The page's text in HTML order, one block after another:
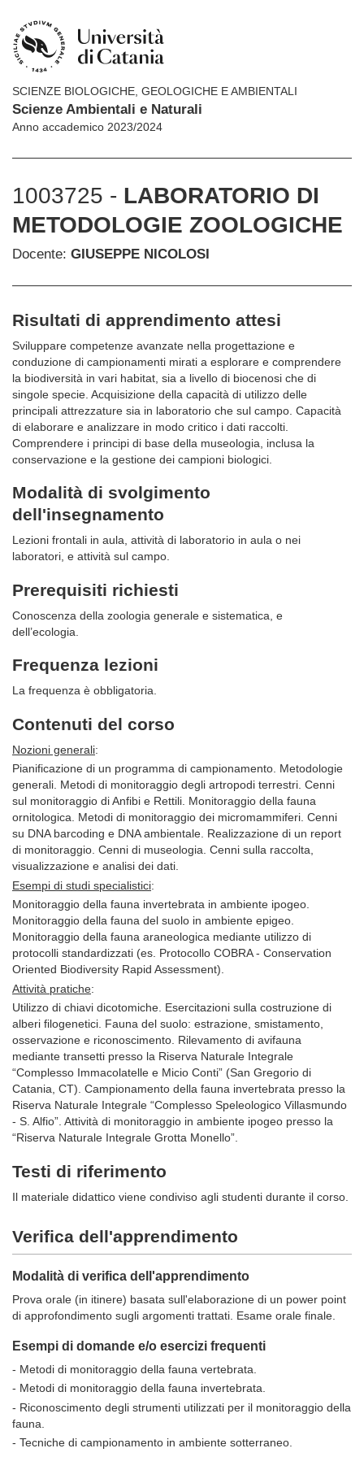
SCIENZE BIOLOGICHE, GEOLOGICHE E AMBIENTALI
Scienze Ambientali e Naturali
Anno accademico 2023/2024
1003725 - LABORATORIO DI
METODOLOGIE ZOOLOGICHE
Docente: GIUSEPPE NICOLOSI
Risultati di apprendimento attesi
Sviluppare competenze avanzate nella progettazione e
conduzione di campionamenti mirati a esplorare e comprendere
la biodiversità in vari habitat, sia a livello di biocenosi che di
singole specie. Acquisizione della capacità di utilizzo delle
principali attrezzature sia in laboratorio che sul campo. Capacità
di elaborare e analizzare in modo critico i dati raccolti.
Comprendere i principi di base della museologia, inclusa la
conservazione e la gestione dei campioni biologici.
Modalità di svolgimento
dell'insegnamento
Lezioni frontali in aula, attività di laboratorio in aula o nei
laboratori, e attività sul campo.
Prerequisiti richiesti
Conoscenza della zoologia generale e sistematica, e
dell’ecologia.
Frequenza lezioni
La frequenza è obbligatoria.
Contenuti del corso
Nozioni generali:
Pianificazione di un programma di campionamento. Metodologie
generali. Metodi di monitoraggio degli artropodi terrestri. Cenni
sul monitoraggio di Anfibi e Rettili. Monitoraggio della fauna
ornitologica. Metodi di monitoraggio dei micromammiferi. Cenni
su DNA barcoding e DNA ambientale. Realizzazione di un report
di monitoraggio. Cenni di museologia. Cenni sulla raccolta,
visualizzazione e analisi dei dati.
Esempi di studi specialistici:
Monitoraggio della fauna invertebrata in ambiente ipogeo.
Monitoraggio della fauna del suolo in ambiente epigeo.
Monitoraggio della fauna araneologica mediante utilizzo di
protocolli standardizzati (es. Protocollo COBRA - Conservation
Oriented Biodiversity Rapid Assessment).
Attività pratiche:
Utilizzo di chiavi dicotomiche. Esercitazioni sulla costruzione di
alberi filogenetici. Fauna del suolo: estrazione, smistamento,
osservazione e riconoscimento. Rilevamento di avifauna
mediante transetti presso la Riserva Naturale Integrale
“Complesso Immacolatelle e Micio Conti” (San Gregorio di
Catania, CT). Campionamento della fauna invertebrata presso la
Riserva Naturale Integrale “Complesso Speleologico Villasmundo
- S. Alfio”. Attività di monitoraggio in ambiente ipogeo presso la
“Riserva Naturale Integrale Grotta Monello”.
Testi di riferimento
Il materiale didattico viene condiviso agli studenti durante il corso.
Verifica dell'apprendimento
Modalità di verifica dell'apprendimento
Prova orale (in itinere) basata sull'elaborazione di un power point
di approfondimento sugli argomenti trattati. Esame orale finale.
Esempi di domande e/o esercizi frequenti
- Metodi di monitoraggio della fauna vertebrata.
- Metodi di monitoraggio della fauna invertebrata.
- Riconoscimento degli strumenti utilizzati per il monitoraggio della
fauna.
- Tecniche di campionamento in ambiente sotterraneo.